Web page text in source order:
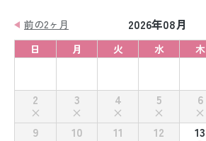
前の2ヶ月 2026年08月
日
月 火 水 木
2
3 4 5 6
9
10 11 12 13